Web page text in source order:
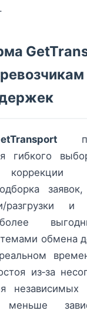
гибкого
коррекции
разгрузки и
обмена
из‑за
независимых
меньше